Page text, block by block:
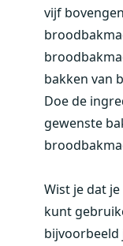
vijf
bakken van
Doe de
gewenste
Wist je dat
kunt
bijvoorbeeld